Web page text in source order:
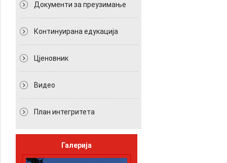
Документи за преузимање
Континуирана едукација
Цјеновник
Видео
План интегритета
Галерија